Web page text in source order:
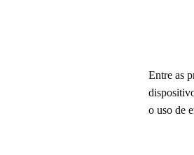
Entre as
o uso de